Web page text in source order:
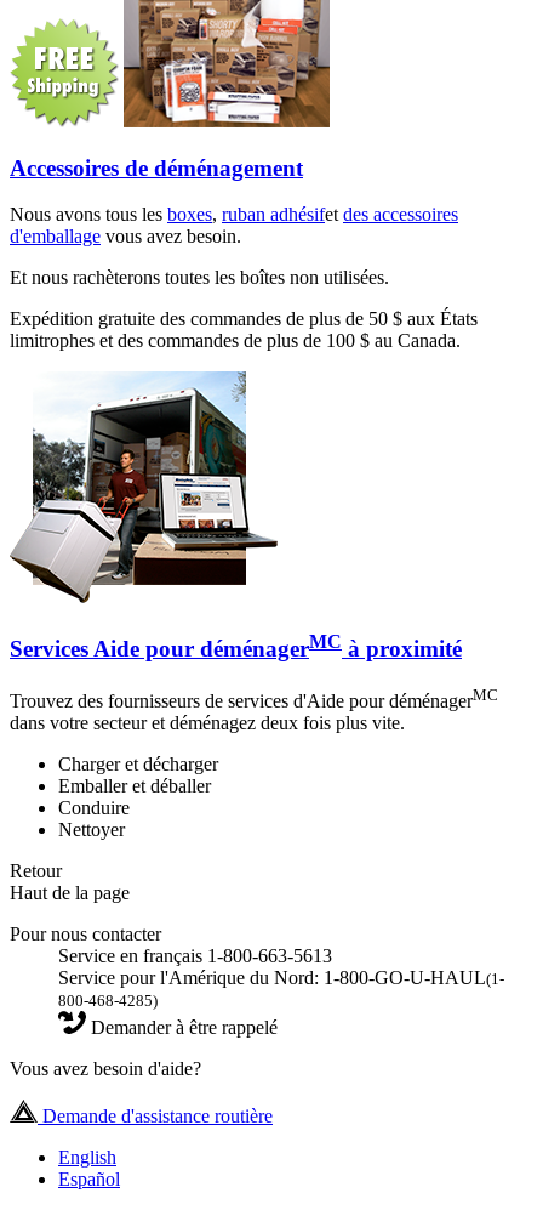
Accessoires de déménagement
Nous avons tous les boxes, ruban adhésifetdes accessoires
d'emballage vous avez besoin.
Et nous rachèterons toutes les boîtes non utilisées.
Expédition gratuite des commandes de plus de 50 $ aux États
limitrophes et des commandes de plus de 100 $ au Canada.
Services Aide pour déménagerMC à proximité
Trouvez des fournisseurs de services d'Aide pour déménagerMC
dans votre secteur et déménagez deux fois plus vite.
Charger et décharger
Emballer et déballer
Conduire
Nettoyer
Retour
Haut de la page
Pour nous contacter
Service en français 1-800-663-5613
Service pour l'Amérique du Nord: 1-800-GO-U-HAUL(1-
800-468-4285)
Demander à être rappelé
Vous avez besoin d'aide?
Demande d'assistance routière
English
Español